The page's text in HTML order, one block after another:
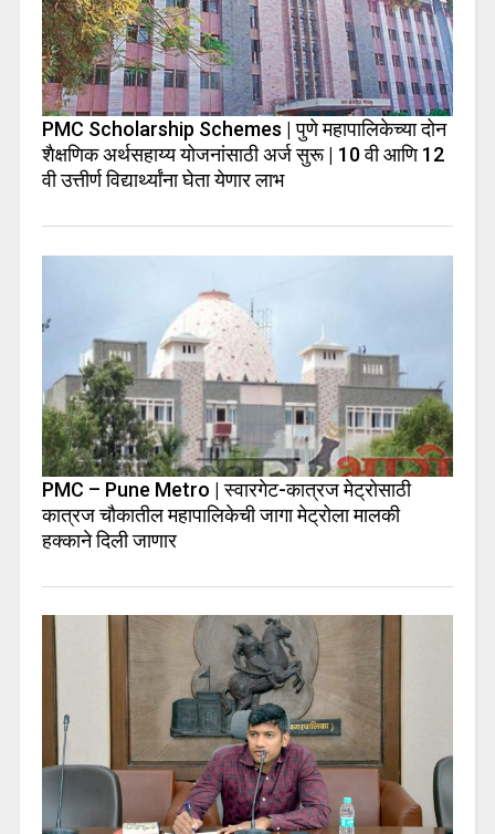
PMC Scholarship Schemes | पुणे महापालिकेच्या दोन
शैक्षणिक अर्थसहाय्य योजनांसाठी अर्ज सुरू | 10 वी आणि 12
वी उत्तीर्ण विद्यार्थ्यांना घेता येणार लाभ
PMC – Pune Metro | स्वारगेट-कात्रज मेट्रोसाठी
कात्रज चौकातील महापालिकेची जागा मेट्रोला मालकी
हक्काने दिली जाणार